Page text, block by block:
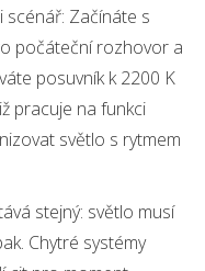
scénář: Začínáte s
počáteční rozhovor a
posuvník k 2200 K
pracuje na funkci
světlo s rytmem
stejný: světlo musí
Chytré systémy